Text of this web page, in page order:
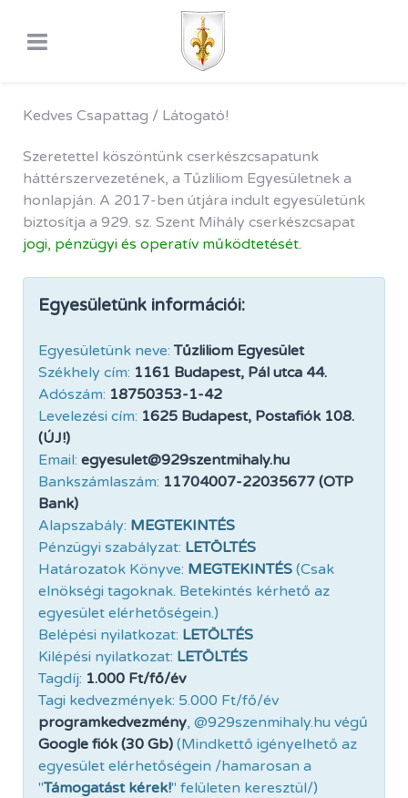
Kedves Csapattag / Látogató!
Szeretettel köszöntünk cserkészcsapatunk
háttérszervezetének, a Tűzliliom Egyesületnek a
honlapján. A 2017-ben útjára indult egyesületünk
biztosítja a 929. sz. Szent Mihály cserkészcsapat
jogi, pénzügyi és operatív működtetését.
Egyesületünk információi:
Egyesületünk neve:Tűzliliom Egyesület
Székhely cím: 1161 Budapest, Pál utca 44.
Adószám: 18750353-1-42
Levelezési cím: 1625 Budapest, Postafiók 108.
(ÚJ!)
Email: egyesulet@929szentmihaly.hu
Bankszámlaszám: 11704007-22035677 (OTP
Bank)
Alapszabály: MEGTEKINTÉS
Pénzügyi szabályzat: LETÖLTÉS
Határozatok Könyve: MEGTEKINTÉS (Csak
elnökségi tagoknak. Betekintés kérhető az
egyesület elérhetőségein.)
Belépési nyilatkozat: LETÖLTÉS
Kilépési nyilatkozat: LETÖLTÉS
Tagdíj: 1.000 Ft/fő/év
Tagi kedvezmények: 5.000 Ft/fő/év
programkedvezmény, @929szenmihaly.hu végű
Google fiók (30 Gb) (Mindkettő igényelhető az
egyesület elérhetőségein /hamarosan a
"Támogatást kérek!" felületen keresztül/)